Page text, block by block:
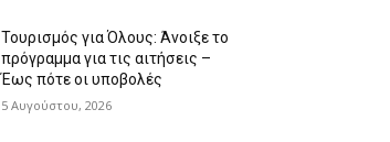
Τουρισμός για Όλους: Άνοιξε το
πρόγραμμα για τις αιτήσεις –
Έως πότε οι υποβολές
5 Αυγούστου, 2026